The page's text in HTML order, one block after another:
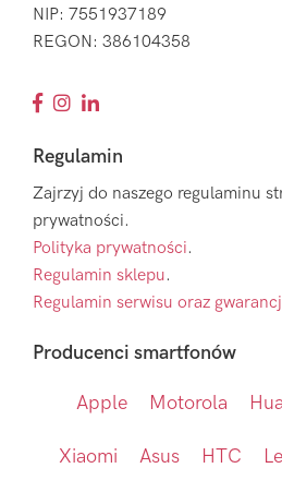
NIP: 7551937189
REGON: 386104358
Regulamin
Zajrzyj do naszego regulaminu
prywatności.
Polityka prywatności.
Regulamin sklepu.
Regulamin serwisu oraz
Producenci smartfonów
Apple Motorola
Xiaomi Asus HTC